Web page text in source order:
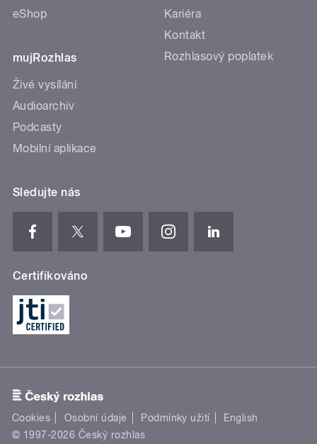
eShop
mujRozhlas
Živé vysílání
Audioarchiv
Podcasty
Mobilní aplikace
Kariéra
Kontakt
Rozhlasový poplatek
Sledujte nás
Certifikováno
Cookies Osobní údaje Podmínky užití
English
© 1997-2026 Český rozhlas